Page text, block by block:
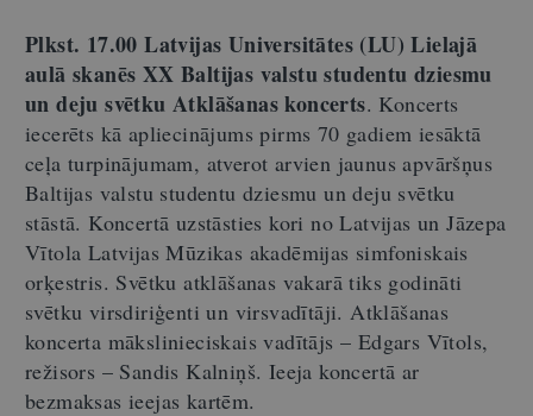
Plkst. 17.00 Latvijas Universitātes (LU) Lielajā
aulā skanēs XX Baltijas valstu studentu dziesmu
un deju svētku Atklāšanas koncerts. Koncerts
iecerēts kā apliecinājums pirms 70 gadiem iesāktā
ceļa turpinājumam, atverot arvien jaunus apvāršņus
Baltijas valstu studentu dziesmu un deju svētku
stāstā. Koncertā uzstāsties kori no Latvijas un Jāzepa
Vītola Latvijas Mūzikas akadēmijas simfoniskais
orķestris. Svētku atklāšanas vakarā tiks godināti
svētku virsdiriģenti un virsvadītāji. Atklāšanas
koncerta mākslinieciskais vadītājs – Edgars Vītols,
režisors – Sandis Kalniņš. Ieeja koncertā ar
bezmaksas ieejas kartēm.